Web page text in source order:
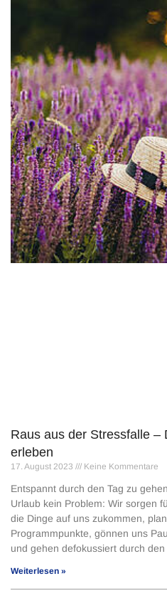
Raus aus der Stressfalle –
erleben
17. August 2023 Keine Kommentare
Entspannt durch den Tag zu
Urlaub kein Problem: Wir sorgen
die Dinge auf uns zukommen,
Programmpunkte, gönnen uns
und gehen defokussiert durch den
Weiterlesen »